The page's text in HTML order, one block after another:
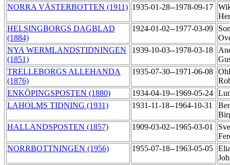
NORRA VÄSTERBOTTEN (1911) 1935-01-28--1978-09-17
HELSINGBORGS DAGBLAD
(1884)
1924-01-02--1977-03-09
NYA WERMLANDSTIDNINGEN
(1851)
1939-10-03--1978-03-18
TRELLEBORGS ALLEHANDA
(1876)
1935-07-30--1971-06-08
ENKÖPINGSPOSTEN (1880)
1934-04-19--1969-05-24
LAHOLMS TIDNING (1931)
1931-11-18--1964-10-31
HALLANDSPOSTEN (1857)
1909-03-02--1965-03-01
NORRBOTTNINGEN (1956)
1955-07-18--1963-05-05